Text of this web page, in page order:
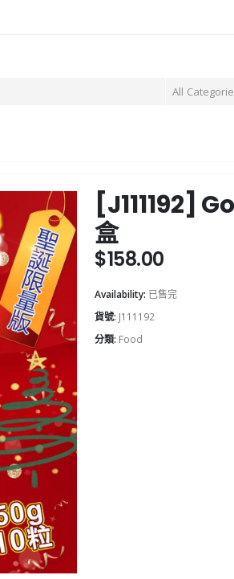
All
[J111192]
盒
$158.00
Availability: 已售完
貨號: J111192
分類: Food